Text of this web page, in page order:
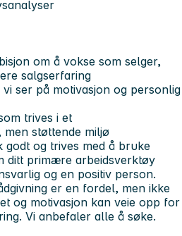
om å vokse som selger,
salgserfaring
ser på motivasjon og personlig
trives i et
støttende miljø
godt og trives med å bruke
ditt primære arbeidsverktøy
og en positiv person.
er en fordel, men ikke
og motivasjon kan veie opp for
Vi anbefaler alle å søke.